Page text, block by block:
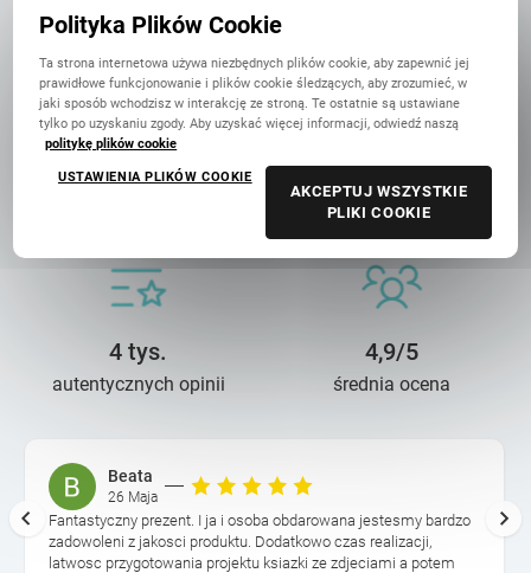
w Polsce
14 lat troski
wydrukowanych zdjęć
4 tys.
autentycznych opinii
4,9/5
średnia ocena
Beata
26 Maja
Fantastyczny prezent. I ja i osoba obdarowana jestesmy bardzo
zadowoleni z jakosci produktu. Dodatkowo czas realizacji,
latwosc przygotowania projektu ksiazki ze zdjeciami a potem
Polityka Plików Cookie
Ta strona internetowa używa niezbędnych plików cookie, aby zapewnić jej
prawidłowe funkcjonowanie i plików cookie śledzących, aby zrozumieć, w
jaki sposób wchodzisz w interakcję ze stroną. Te ostatnie są ustawiane
tylko po uzyskaniu zgody. Aby uzyskać więcej informacji, odwiedź naszą
politykę plików cookie
USTAWIENIA PLIKÓW COOKIE
AKCEPTUJ WSZYSTKIE
PLIKI COOKIE